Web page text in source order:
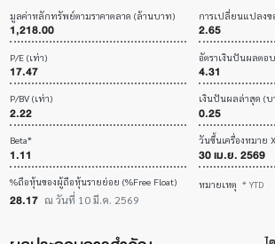
มูลค่าหลักทรัพย์ตามราคาตลาด (ล้านบาท)
1,218.00
การเปลี่ยนแปลงข
2.65
P/E (เท่า)
17.47
อัตราเงินปันผลตอ
4.31
P/BV (เท่า)
2.22
เงินปันผลล่าสุด (
0.25
Beta*
1.11
วันขึ้นเครื่องหมาย
30 เม.ย. 2569
%ถือหุ้นของผู้ถือหุ้นรายย่อย (%Free Float)
28.17 ณ วันที่ 10 มี.ค. 2569
หมายเหตุ * YTD